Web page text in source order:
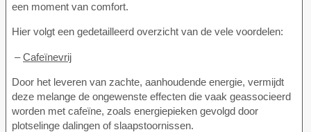
een moment van comfort.
Hier volgt een gedetailleerd overzicht van de vele voordelen:
–Cafeïnevrij
Door het leveren van zachte, aanhoudende energie, vermijdt
deze melange de ongewenste effecten die vaak geassocieerd
worden met cafeïne, zoals energiepieken gevolgd door
plotselinge dalingen of slaapstoornissen.